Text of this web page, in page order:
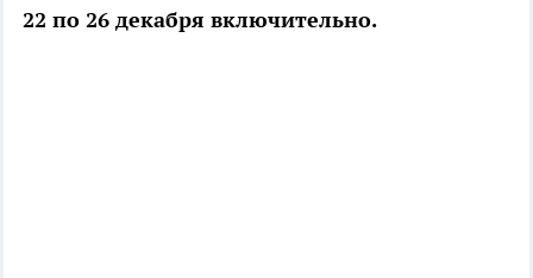
22 по 26 декабря включительно.